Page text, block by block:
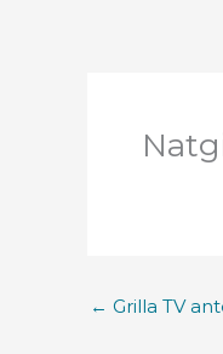
← Grilla TV